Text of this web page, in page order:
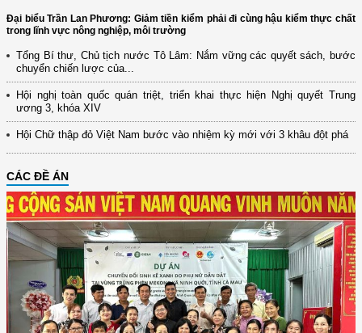
Đại biểu Trần Lan Phương: Giảm tiền kiểm phải đi cùng hậu kiểm thực chất
trong lĩnh vực nông nghiệp, môi trường
Tổng Bí thư, Chủ tịch nước Tô Lâm: Nắm vững các quyết sách, bước
chuyển chiến lược của...
Hội nghị toàn quốc quán triệt, triển khai thực hiện Nghị quyết Trung
ương 3, khóa XIV
Hội Chữ thập đỏ Việt Nam bước vào nhiệm kỳ mới với 3 khâu đột phá
CÁC ĐỀ ÁN